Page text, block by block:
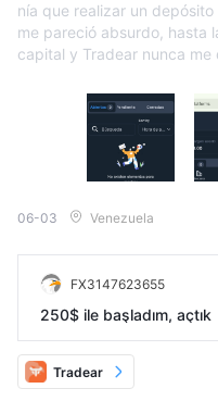
nía que realizar un
me pareció absurdo, hasta
capital y Tradear nunca me
06-03 Venezuela
FX3147623655
250$ ile başladım, açtık
Tradear